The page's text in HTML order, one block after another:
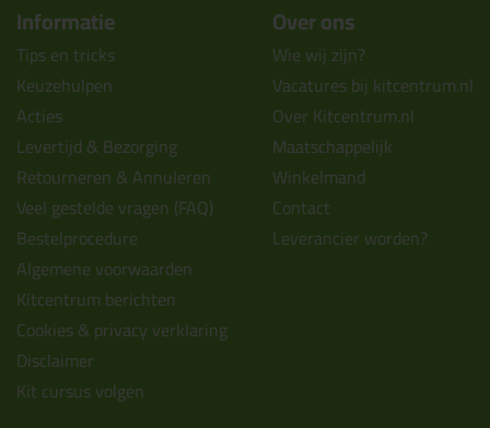
Informatie
Tips en tricks
Keuzehulpen
Acties
Levertijd & Bezorging
Retourneren & Annuleren
Veel gestelde vragen (FAQ)
Bestelprocedure
Algemene voorwaarden
Kitcentrum berichten
Cookies & privacy verklaring
Disclaimer
Kit cursus volgen
Over ons
Wie wij zijn?
Vacatures bij kitcentrum.nl
Over Kitcentrum.nl
Maatschappelijk
Winkelmand
Contact
Leverancier worden?